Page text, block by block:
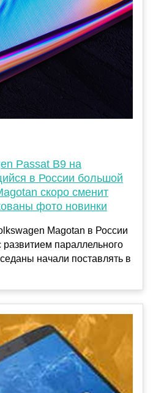
Passat B9 на
в России большой
скоро сменит
фото новинки
Magotan в России
параллельного
начали поставлять в